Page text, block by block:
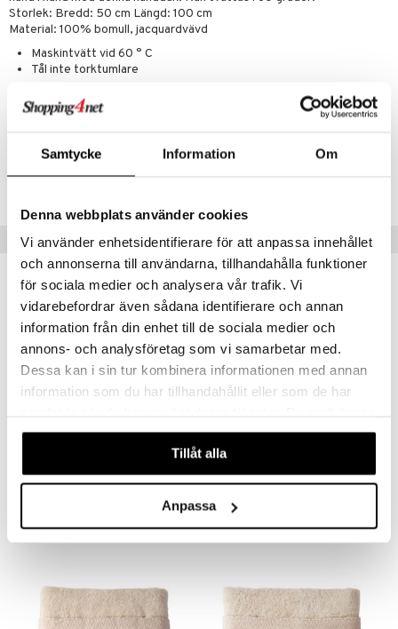
Samtycke Information Om
Denna webbplats använder cookies
Vi använder enhetsidentifierare för att anpassa innehållet
och annonserna till användarna, tillhandahålla funktioner
för sociala medier och analysera vår trafik. Vi
vidarebefordrar även sådana identifierare och annan
information från din enhet till de sociala medier och
annons- och analysföretag som vi samarbetar med.
Dessa kan i sin tur kombinera informationen med annan
information som du har tillhandahållit eller som de har
våra cookies vid fortsatt användande av vår webbplats.
Tillåt alla
Anpassa
Storlek: Bredd: 50 cm Längd: 100 cm
Material: 100% bomull, jacquardvävd
Maskintvätt vid 60 ° C
Tål inte torktumlare
Artikelnr
Populära produkter
Finns i flera varianter
AUMI COLLECTION
Finns i flera varianter
AUMI COLLECTION
49 kr